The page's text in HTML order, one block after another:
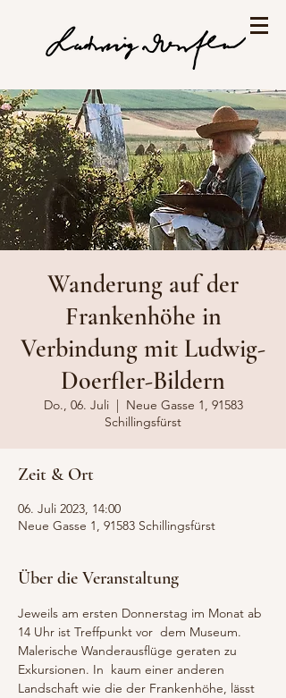
Wanderung auf der
Frankenhöhe in
Verbindung mit Ludwig-
Doerfler-Bildern
Do., 06. Juli
  |
Neue Gasse 1, 91583
Schillingsfürst
Zeit & Ort
06. Juli 2023, 14:00
Neue Gasse 1, 91583 Schillingsfürst
Über die Veranstaltung
Jeweils am ersten Donnerstag im Monat ab
14 Uhr ist Treffpunkt vor  dem Museum.
Malerische Wanderausflüge geraten zu
Exkursionen. In  kaum einer anderen
Landschaft wie die der Frankenhöhe, lässt